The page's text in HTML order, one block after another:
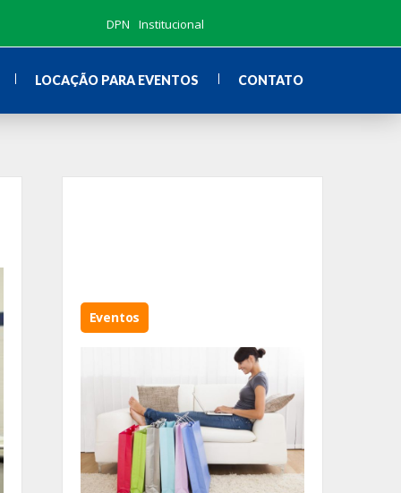
DPN Institucional
LOCAÇÃO PARA EVENTOS CONTATO
Eventos